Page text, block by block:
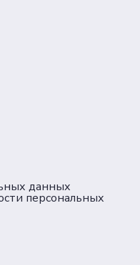
данных
персональных